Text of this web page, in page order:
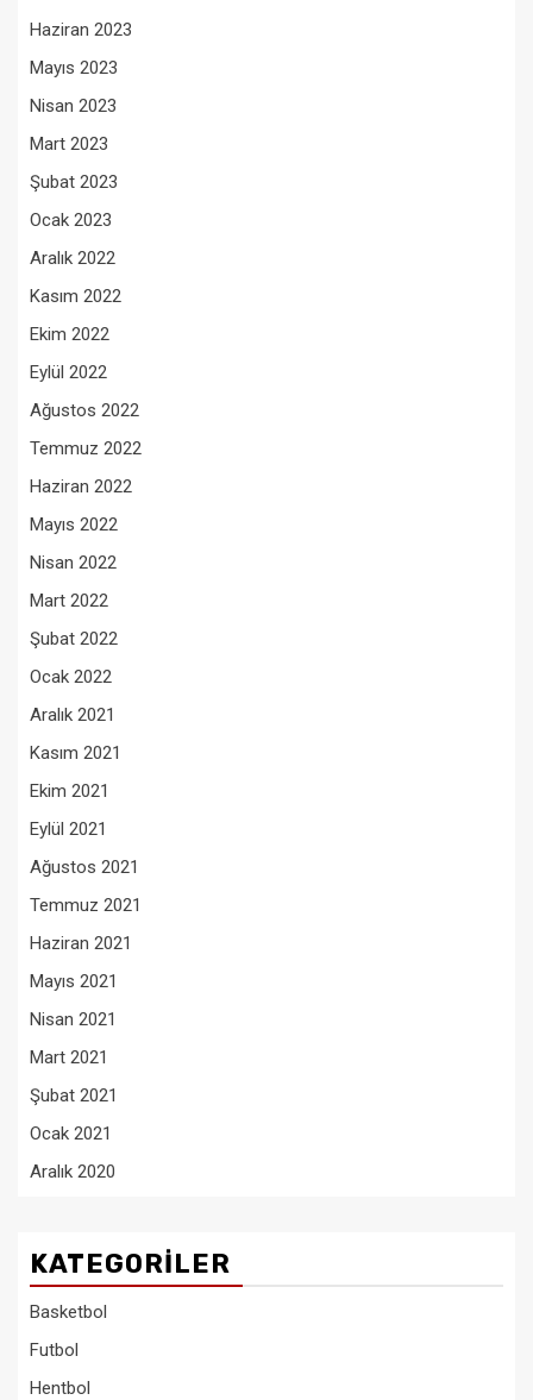
Haziran 2023
Mayıs 2023
Nisan 2023
Mart 2023
Şubat 2023
Ocak 2023
Aralık 2022
Kasım 2022
Ekim 2022
Eylül 2022
Ağustos 2022
Temmuz 2022
Haziran 2022
Mayıs 2022
Nisan 2022
Mart 2022
Şubat 2022
Ocak 2022
Aralık 2021
Kasım 2021
Ekim 2021
Eylül 2021
Ağustos 2021
Temmuz 2021
Haziran 2021
Mayıs 2021
Nisan 2021
Mart 2021
Şubat 2021
Ocak 2021
Aralık 2020
KATEGORILER
Basketbol
Futbol
Hentbol